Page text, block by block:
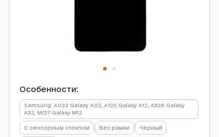
Особенности:
Samsung: A022 Galaxy A02, A125 Galaxy A12, A326 Galaxy
A32, M127 Galaxy M12
С сенсорным стеклом Без рамки Черный